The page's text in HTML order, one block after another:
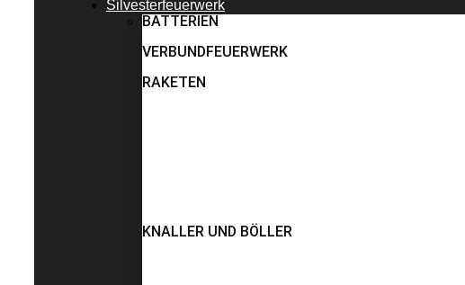
Silvesterfeuerwerk
BATTERIEN
VERBUNDFEUERWERK
RAKETEN
KNALLER UND BÖLLER